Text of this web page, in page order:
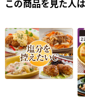
この商品を見た人